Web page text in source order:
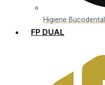
Higiene Bucodental
FP DUAL